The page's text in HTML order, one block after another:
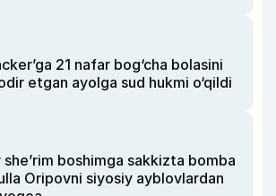
21 nafar bog‘cha bolasini
etgan ayolga sud hukmi o‘qildi
boshimga sakkizta bomba
Oripovni siyosiy ayblovlardan